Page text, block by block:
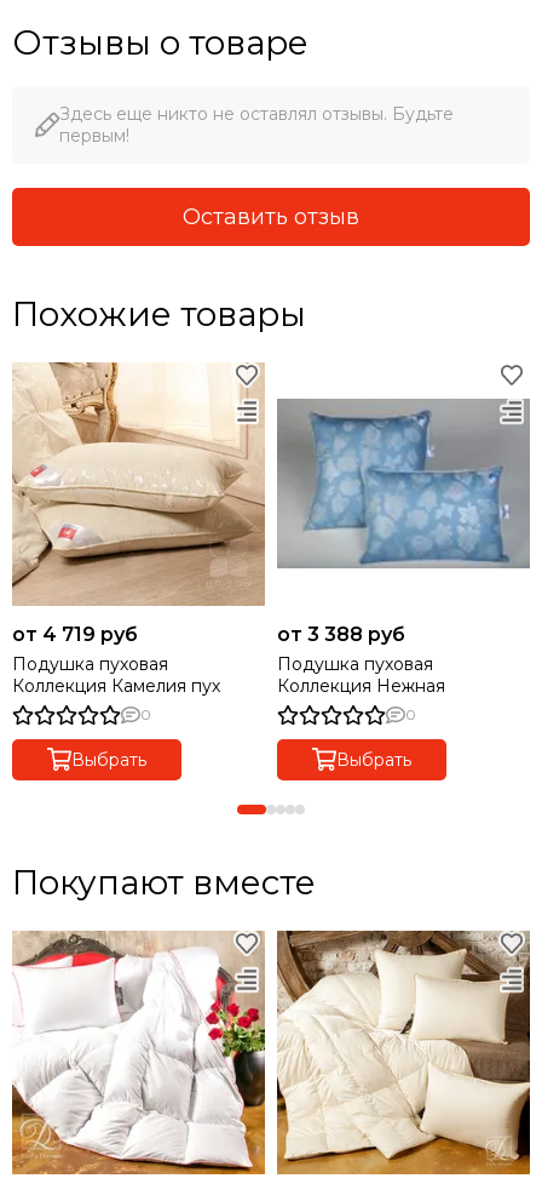
Отзывы о товаре
Здесь еще никто не оставлял отзывы. Будьте
первым!
Оставить отзыв
Похожие товары
от 4 719 руб
Подушка пуховая
Коллекция Камелия пух
0
Выбрать
от 3 388 руб
Подушка пуховая
Коллекция Нежная
0
Выбрать
Покупают вместе